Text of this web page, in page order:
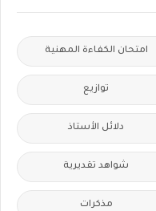
امتحان الكفاءة المهنية
توازيع
دلائل الأستاذ
شواهد تقديرية
مذكرات